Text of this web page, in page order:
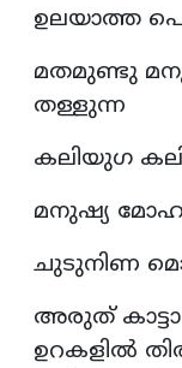
ഉലയാത്ത
മതമുണ്ടു
തള്ളുന്ന
കലിയുഗ
മനുഷ്യ
ചുടുനിണ
അരുത്
ഉറകളിൽ